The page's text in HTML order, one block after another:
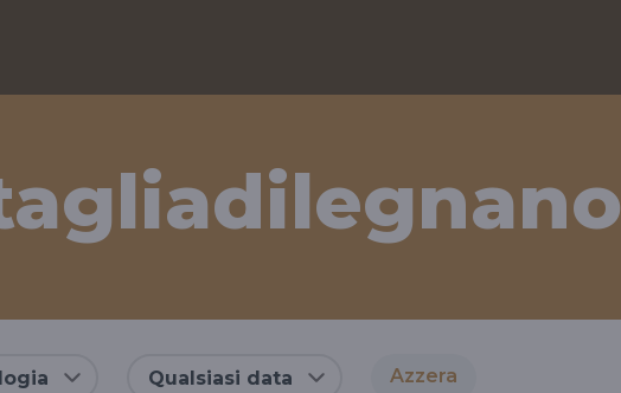
Qualsiasi data Azzera